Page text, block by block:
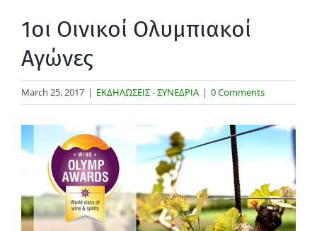
1οι Οινικοί Ολυμπιακοί
Αγώνες
March 25, 2017 | ΕΚΔΗΛΩΣΕΙΣ - ΣΥΝΕΔΡΙΑ | 0 Comments
Larger
Image